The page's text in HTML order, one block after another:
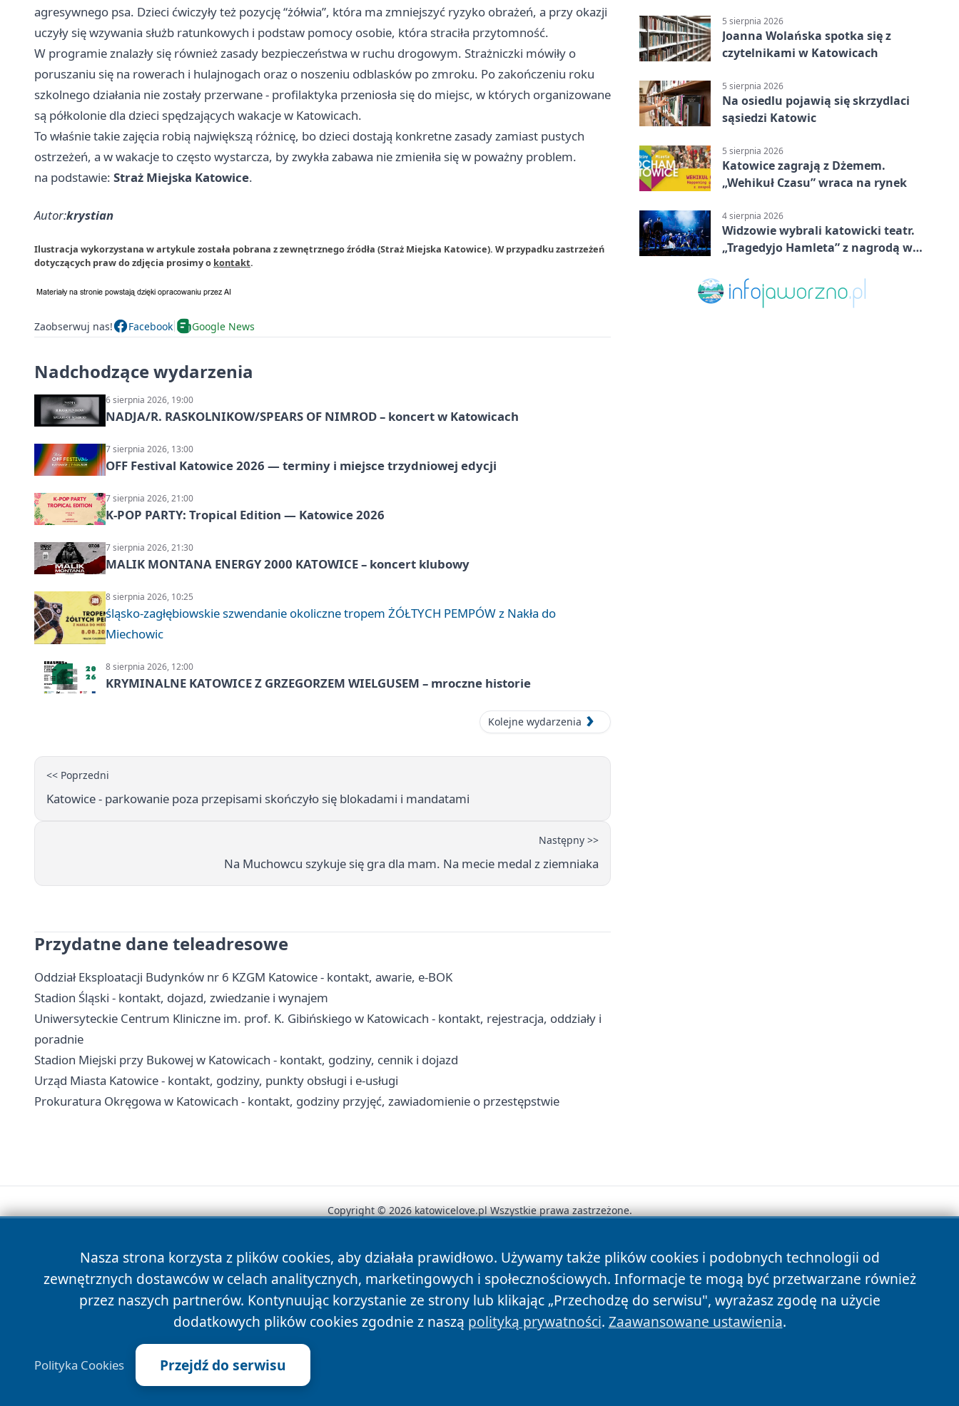
agresywnego psa. Dzieci ćwiczyły też pozycję “żółwia”, która ma zmniejszyć ryzyko obrażeń, a przy okazji
uczyły się wzywania służb ratunkowych i podstaw pomocy osobie, która straciła przytomność.
W programie znalazły się również zasady bezpieczeństwa w ruchu drogowym. Strażniczki mówiły o
poruszaniu się na rowerach i hulajnogach oraz o noszeniu odblasków po zmroku. Po zakończeniu roku
szkolnego działania nie zostały przerwane - profilaktyka przeniosła się do miejsc, w których organizowane
są półkolonie dla dzieci spędzających wakacje w Katowicach.
To właśnie takie zajęcia robią największą różnicę, bo dzieci dostają konkretne zasady zamiast pustych
ostrzeżeń, a w wakacje to często wystarcza, by zwykła zabawa nie zmieniła się w poważny problem.
na podstawie: Straż Miejska Katowice.
Autor:krystian
Ilustracja wykorzystana w artykule została pobrana z zewnętrznego źródła (Straż Miejska Katowice). W przypadku zastrzeżeń
dotyczących praw do zdjęcia prosimy o kontakt.
Zaobserwuj nas! Facebook Google News
Nadchodzące wydarzenia
6 sierpnia 2026, 19:00
NADJA/R. RASKOLNIKOW/SPEARS OF NIMROD – koncert w Katowicach
7 sierpnia 2026, 13:00
OFF Festival Katowice 2026 — terminy i miejsce trzydniowej edycji
7 sierpnia 2026, 21:00
K-POP PARTY: Tropical Edition — Katowice 2026
7 sierpnia 2026, 21:30
MALIK MONTANA ENERGY 2000 KATOWICE – koncert klubowy
8 sierpnia 2026, 10:25
śląsko-zagłębiowskie szwendanie okoliczne tropem ŻÓŁTYCH PEMPÓW z Nakła do
Miechowic
8 sierpnia 2026, 12:00
KRYMINALNE KATOWICE Z GRZEGORZEM WIELGUSEM – mroczne historie
Kolejne wydarzenia
<< Poprzedni
Katowice - parkowanie poza przepisami skończyło się blokadami i mandatami
Następny >>
Na Muchowcu szykuje się gra dla mam. Na mecie medal z ziemniaka
Przydatne dane teleadresowe
Oddział Eksploatacji Budynków nr 6 KZGM Katowice - kontakt, awarie, e-BOK
Stadion Śląski - kontakt, dojazd, zwiedzanie i wynajem
Uniwersyteckie Centrum Kliniczne im. prof. K. Gibińskiego w Katowicach - kontakt, rejestracja, oddziały i
poradnie
Stadion Miejski przy Bukowej w Katowicach - kontakt, godziny, cennik i dojazd
Urząd Miasta Katowice - kontakt, godziny, punkty obsługi i e-usługi
Prokuratura Okręgowa w Katowicach - kontakt, godziny przyjęć, zawiadomienie o przestępstwie
5 sierpnia 2026
Joanna Wolańska spotka się z
czytelnikami w Katowicach
5 sierpnia 2026
Na osiedlu pojawią się skrzydlaci
sąsiedzi Katowic
5 sierpnia 2026
Katowice zagrają z Dżemem.
„Wehikuł Czasu” wraca na rynek
4 sierpnia 2026
Widzowie wybrali katowicki teatr.
„Tragedyjo Hamleta” z nagrodą w
Nasza strona korzysta z plików cookies, aby działała prawidłowo. Używamy także plików cookies i podobnych technologii od
zewnętrznych dostawców w celach analitycznych, marketingowych i społecznościowych. Informacje te mogą być przetwarzane również
przez naszych partnerów. Kontynuując korzystanie ze strony lub klikając „Przechodzę do serwisu", wyrażasz zgodę na użycie
dodatkowych plików cookies zgodnie z naszą polityką prywatności. Zaawansowane ustawienia.
Polityka Cookies Przejdź do serwisu
Copyright © 2026 katowicelove.pl Wszystkie prawa zastrzeżone.
News Autorzy Polityka Prywatności Polityka Cookies